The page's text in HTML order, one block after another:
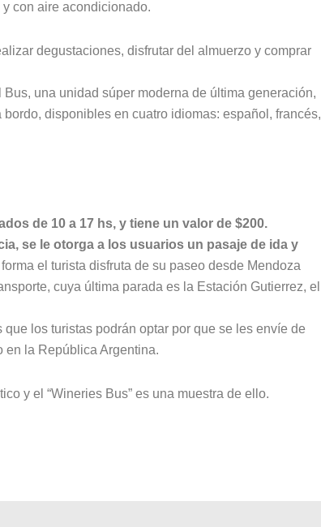
con aire acondicionado.
degustaciones, disfrutar del almuerzo y comprar
una unidad súper moderna de última generación,
disponibles en cuatro idiomas: español, francés,
de 10 a 17 hs, y tiene un valor de $200.
se le otorga a los usuarios un pasaje de ida y
el turista disfruta de su paseo desde Mendoza
cuya última parada es la Estación Gutierrez, el
los turistas podrán optar por que se les envíe de
en la República Argentina.
y el “Wineries Bus” es una muestra de ello.